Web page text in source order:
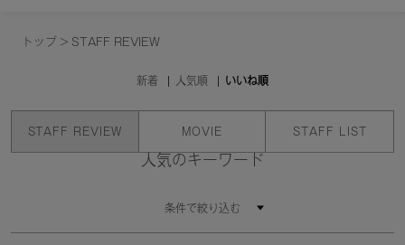
トップ > STAFF REVIEW
新着 人気順 いいね順
STAFF REVIEW MOVIE STAFF LIST
人気のキーワード
条件で絞り込む